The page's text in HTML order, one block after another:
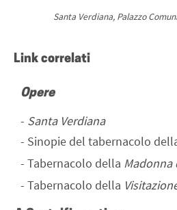
Santa Verdiana, Palazzo
Link correlati
Opere
- Santa Verdiana
- Sinopie del tabernacolo
- Tabernacolo della Madonna
- Tabernacolo della